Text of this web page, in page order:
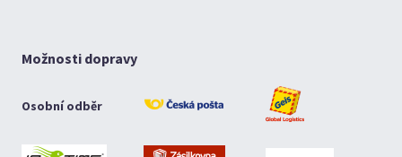
Možnosti dopravy
Osobní odběr